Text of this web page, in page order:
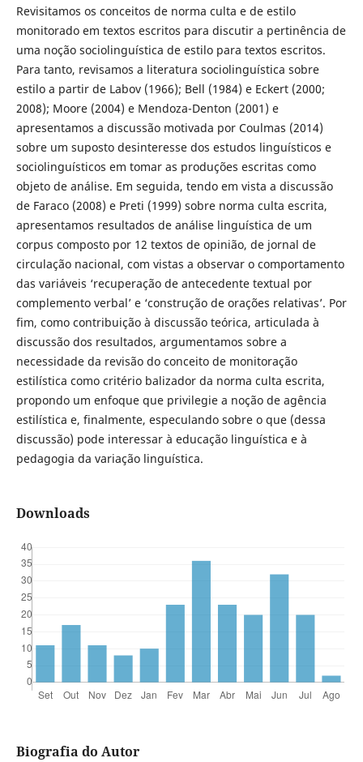
Revisitamos os conceitos de norma culta e de estilo
monitorado em textos escritos para discutir a pertinência de
uma noção sociolinguística de estilo para textos escritos.
Para tanto, revisamos a literatura sociolinguística sobre
estilo a partir de Labov (1966); Bell (1984) e Eckert (2000;
2008); Moore (2004) e Mendoza-Denton (2001) e
apresentamos a discussão motivada por Coulmas (2014)
sobre um suposto desinteresse dos estudos linguísticos e
sociolinguísticos em tomar as produções escritas como
objeto de análise. Em seguida, tendo em vista a discussão
de Faraco (2008) e Preti (1999) sobre norma culta escrita,
apresentamos resultados de análise linguística de um
corpus composto por 12 textos de opinião, de jornal de
circulação nacional, com vistas a observar o comportamento
das variáveis ‘recuperação de antecedente textual por
complemento verbal’ e ‘construção de orações relativas’. Por
fim, como contribuição à discussão teórica, articulada à
discussão dos resultados, argumentamos sobre a
necessidade da revisão do conceito de monitoração
estilística como critério balizador da norma culta escrita,
propondo um enfoque que privilegie a noção de agência
estilística e, finalmente, especulando sobre o que (dessa
discussão) pode interessar à educação linguística e à
pedagogia da variação linguística.
Downloads
Biografia do Autor